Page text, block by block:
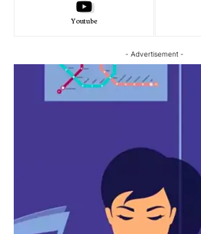
Youtube
- Advertisement -